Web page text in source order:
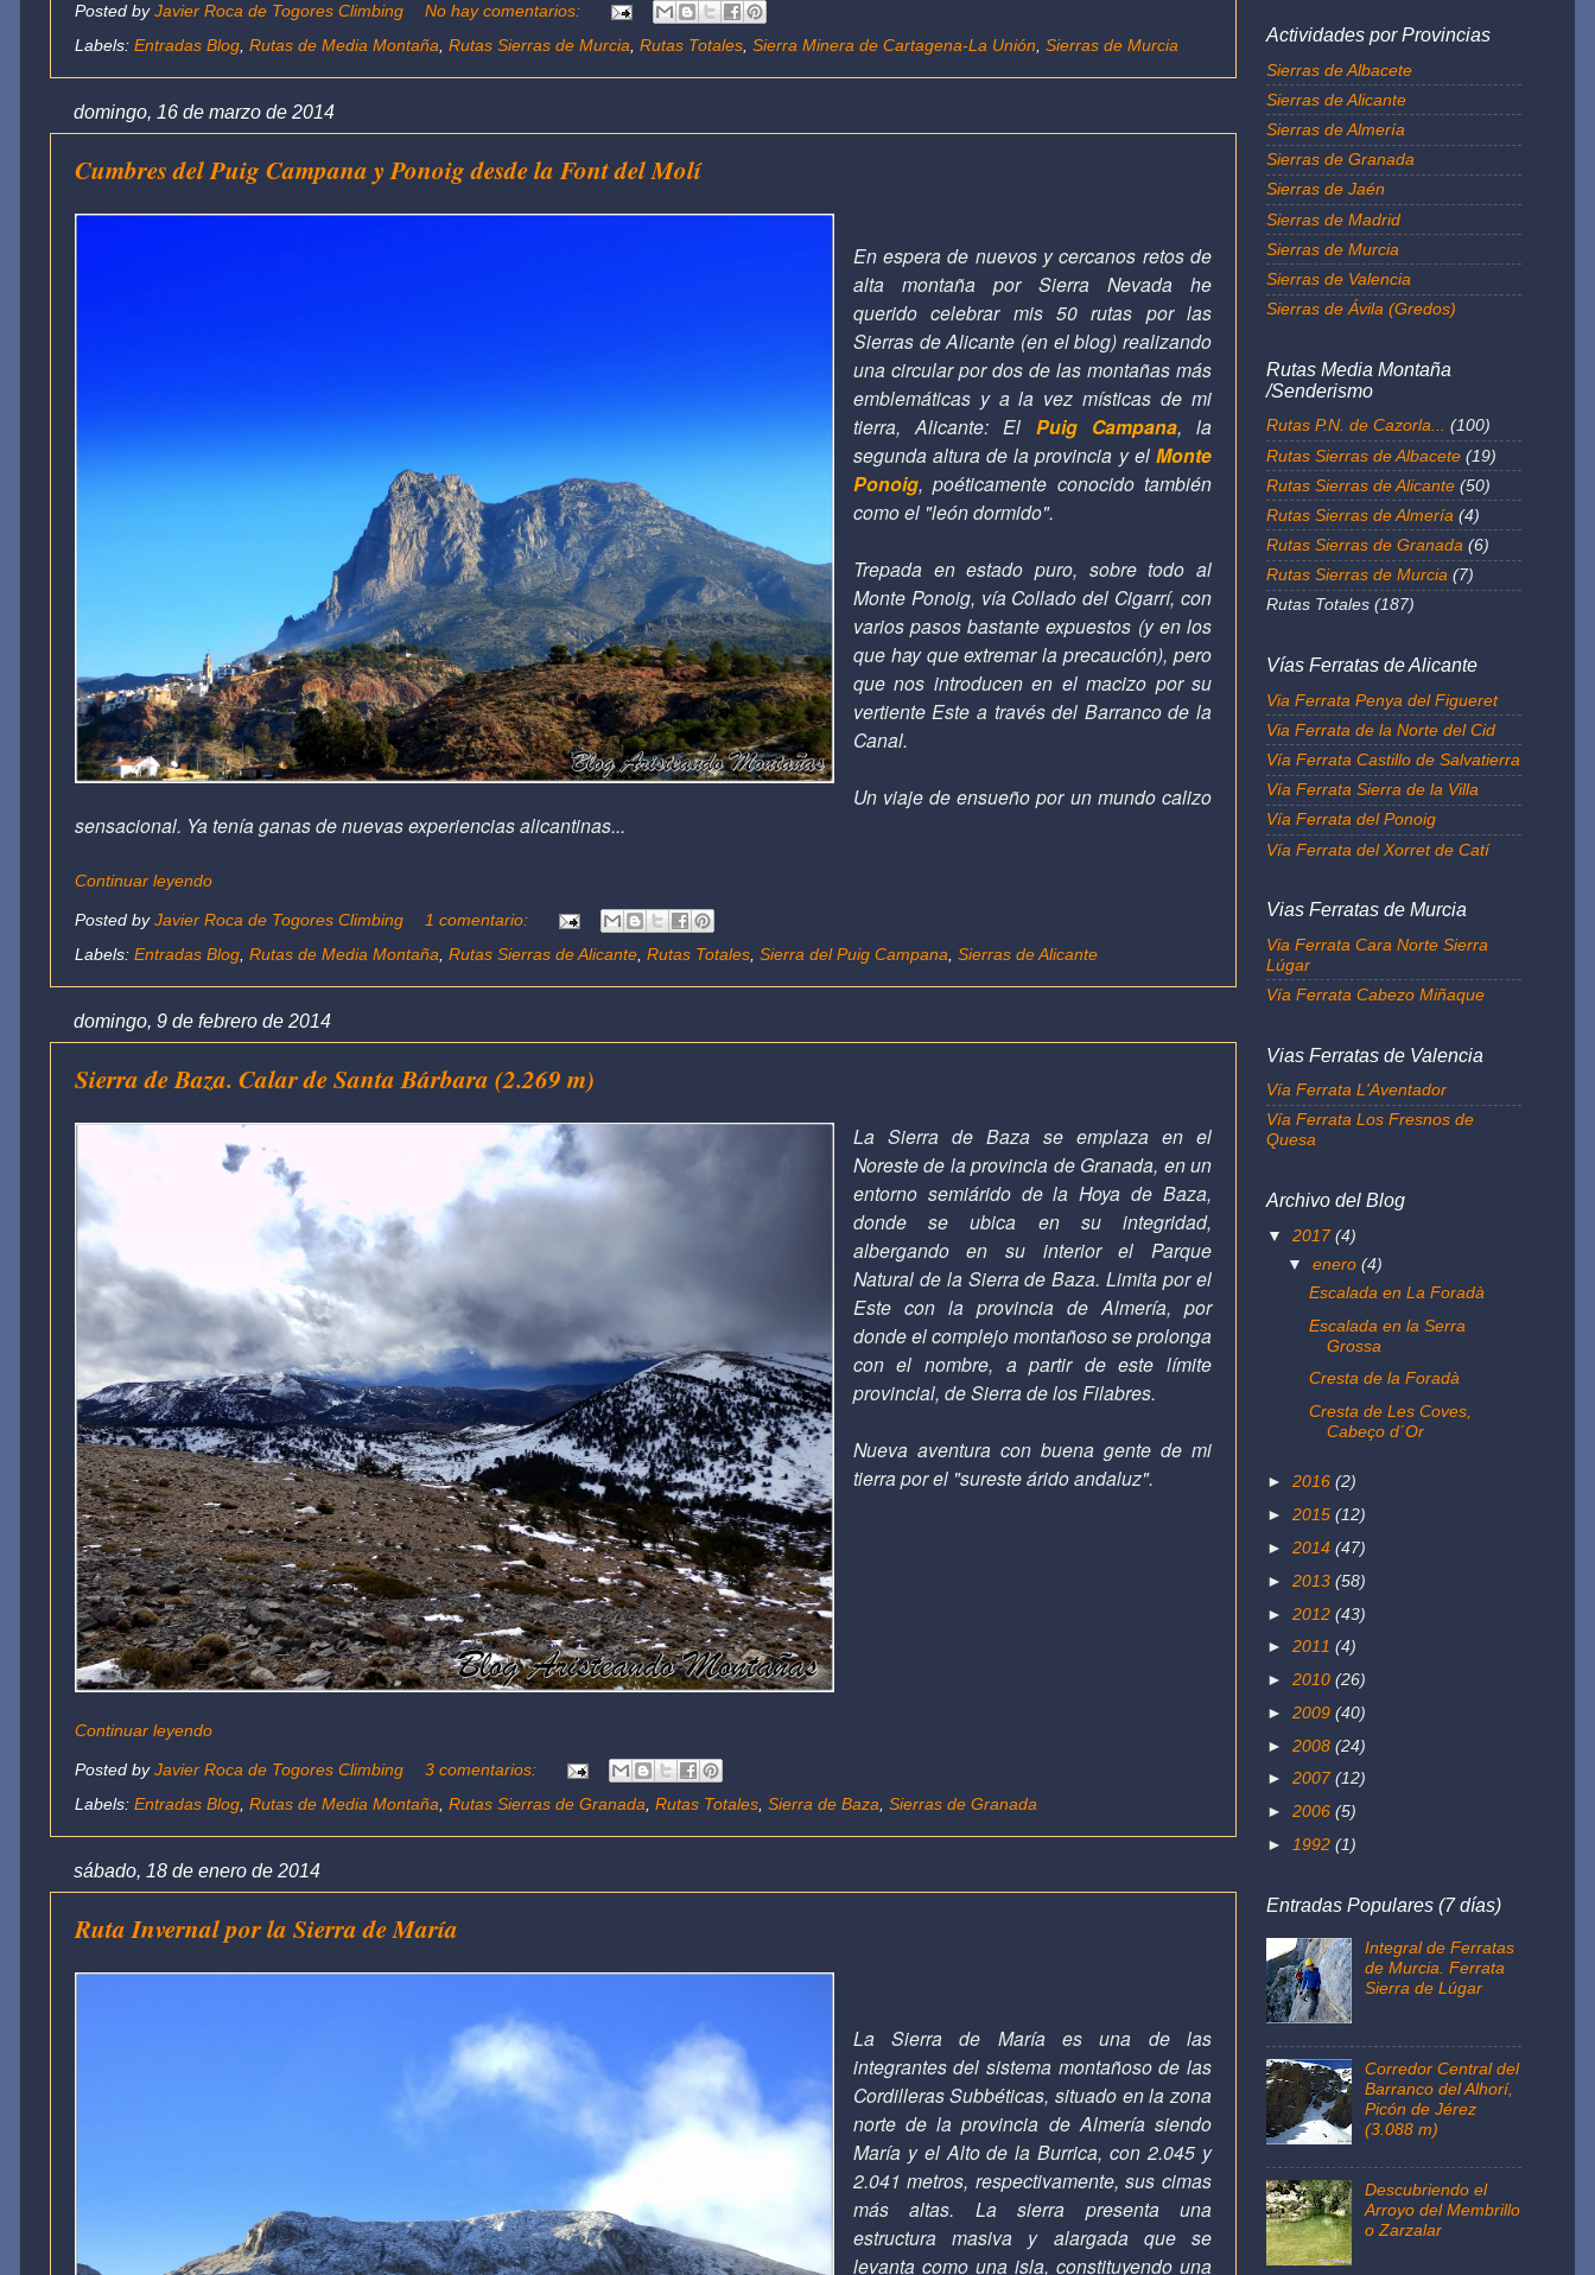
Posted byJavier Roca de Togores Climbing
No hay comentarios:
Labels: Entradas Blog, Rutas de Media Montaña, Rutas Sierras de Murcia, Rutas Totales, Sierra Minera de Cartagena-La Unión, Sierras de Murcia
domingo, 16 de marzo de 2014
Cumbres del Puig Campana y Ponoig desde la Font del Molí
En espera de nuevos y cercanos retos de
alta montaña por Sierra Nevada he
querido celebrar mis 50 rutas por las
Sierras de Alicante (en el blog) realizando
una circular por dos de las montañas más
emblemáticas y a la vez místicas de mi
tierra, Alicante: El Puig Campana, la
segunda altura de la provincia y el Monte
Ponoig, poéticamente conocido también
como el "león dormido".
Trepada en estado puro, sobre todo al
Monte Ponoig, vía Collado del Cigarrí, con
varios pasos bastante expuestos (y en los
que hay que extremar la precaución), pero
que nos introducen en el macizo por su
vertiente Este a través del Barranco de la
Canal.
Un viaje de ensueño por un mundo calizo
sensacional. Ya tenía ganas de nuevas experiencias alicantinas...
Continuar leyendo
Posted byJavier Roca de Togores Climbing
1 comentario:
Labels: Entradas Blog, Rutas de Media Montaña, Rutas Sierras de Alicante, Rutas Totales, Sierra del Puig Campana, Sierras de Alicante
domingo, 9 de febrero de 2014
Sierra de Baza. Calar de Santa Bárbara (2.269 m)
La Sierra de Baza se emplaza en el
Noreste de la provincia de Granada, en un
entorno semiárido de la Hoya de Baza,
donde se ubica en su integridad,
albergando en su interior el Parque
Natural de la Sierra de Baza. Limita por el
Este con la provincia de Almería, por
donde el complejo montañoso se prolonga
con el nombre, a partir de este límite
provincial, de Sierra de los Filabres.
Nueva aventura con buena gente de mi
tierra por el "sureste árido andaluz".
Continuar leyendo
Posted byJavier Roca de Togores Climbing
3 comentarios:
Labels: Entradas Blog, Rutas de Media Montaña, Rutas Sierras de Granada, Rutas Totales, Sierra de Baza, Sierras de Granada
sábado, 18 de enero de 2014
Ruta Invernal por la Sierra de María
La Sierra de María es una de las
integrantes del sistema montañoso de las
Cordilleras Subbéticas, situado en la zona
norte de la provincia de Almería siendo
María y el Alto de la Burrica, con 2.045 y
2.041 metros, respectivamente, sus cimas
más altas. La sierra presenta una
estructura masiva y alargada que se
levanta como una isla, constituyendo una
Actividades por Provincias
Sierras de Albacete
Sierras de Alicante
Sierras de Almería
Sierras de Granada
Sierras de Jaén
Sierras de Madrid
Sierras de Murcia
Sierras de Valencia
Sierras de Ávila (Gredos)
Rutas Media Montaña
/Senderismo
Rutas P.N. de Cazorla... (100)
Rutas Sierras de Albacete (19)
Rutas Sierras de Alicante (50)
Rutas Sierras de Almería (4)
Rutas Sierras de Granada (6)
Rutas Sierras de Murcia (7)
Rutas Totales (187)
Vías Ferratas de Alicante
Via Ferrata Penya del Figueret
Via Ferrata de la Norte del Cid
Vía Ferrata Castillo de Salvatierra
Vía Ferrata Sierra de la Villa
Vía Ferrata del Ponoig
Vía Ferrata del Xorret de Catí
Vias Ferratas de Murcia
Via Ferrata Cara Norte Sierra
Lúgar
Vía Ferrata Cabezo Miñaque
Vias Ferratas de Valencia
Vía Ferrata L'Aventador
Vía Ferrata Los Fresnos de
Quesa
Archivo del Blog
▼ 2017(4)
▼enero(4)
Escalada en La Foradà
Escalada en la Serra
Grossa
Cresta de la Foradà
Cresta de Les Coves,
Cabeço d´Or
► 2016 (2)
► 2015 (12)
► 2014 (47)
► 2013 (58)
► 2012 (43)
► 2011 (4)
► 2010 (26)
► 2009 (40)
► 2008 (24)
► 2007(12)
► 2006 (5)
►
1992 (1)
Entradas Populares (7 días)
Integral de Ferratas
de Murcia. Ferrata
Sierra de Lúgar
Corredor Central del
Barranco del Alhorí,
Picón de Jérez
(3.088 m)
Descubriendo el
Arroyo del Membrillo
o Zarzalar